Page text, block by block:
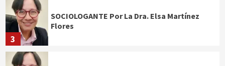
3
SOCIOLOGANTE Por La Dra. Elsa Martínez
Flores